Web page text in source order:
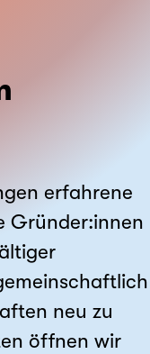
erfahrene
Gründer:innen
neu zu
öffnen wir